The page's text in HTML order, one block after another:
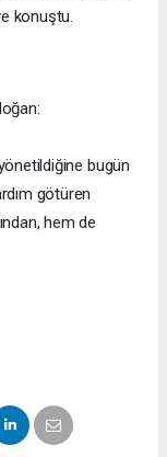
konuştu.
bugün
götüren
hem de